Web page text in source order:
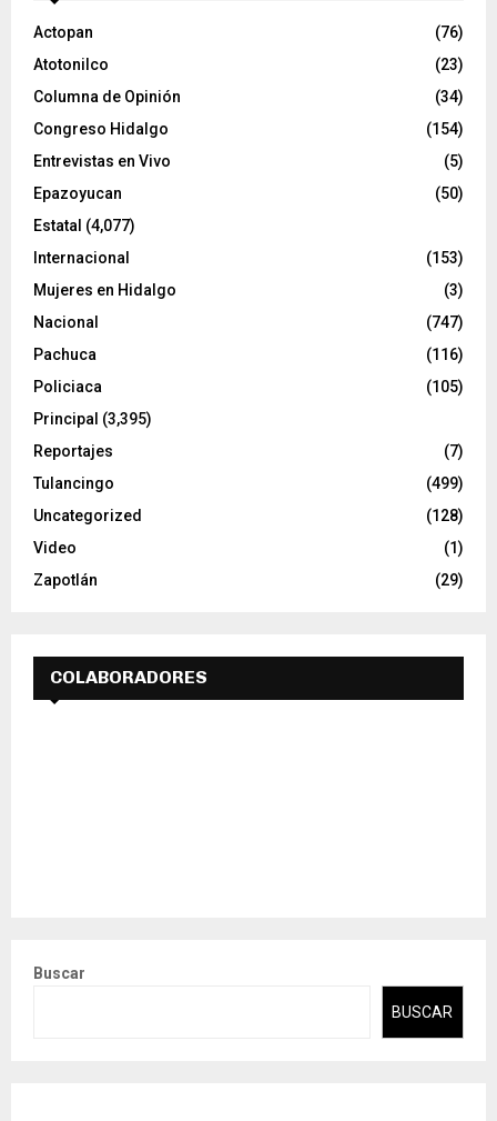
e
o
Actopan
(76)
Atotonilco
(23)
Columna de Opinión
(34)
Congreso Hidalgo
(154)
Entrevistas en Vivo
(5)
Epazoyucan
(50)
Estatal (4,077)
Internacional
(153)
Mujeres en Hidalgo
(3)
Nacional
(747)
Pachuca
(116)
Policiaca
(105)
Principal (3,395)
Reportajes
(7)
Tulancingo
(499)
Uncategorized
(128)
Video
(1)
Zapotlán
(29)
COLABORADORES
Buscar
BUSCAR